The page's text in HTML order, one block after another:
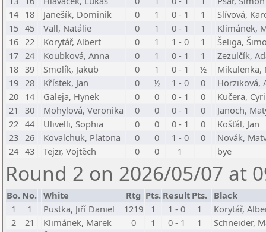
14 18 Janešík, Dominik 0 1 0 - 1 1
Slívová,
15 45 Vall, Natálie 0 1 0 - 1 1
Klimánek,
16 22 Korytář, Albert 0 1 1 - 0 1
Šeliga,
17 24 Koubková, Anna 0 1 0 - 1 1
Zezulčík,
18 39 Smolík, Jakub 0 1 0 - 1 ½
Mikulenka,
19 28 Křístek, Jan 0 ½ 1 - 0 0
Horziková,
20 14 Galeja, Hynek 0 0 0 - 1 0
Kučera,
21
30 Mohylová, Veronika 0 0 0 - 1 0
Janoch,
22 44 Ulivelli, Sophia 0 0 0 - 1 0
Košťál, Jan
23 26 Kovalchuk, Platona 0 0 1 - 0 0
Novák,
24 43 Tejzr, Vojtěch 0 0 1 bye
Round 2 on 2026/05/07 at
Bo. No. White Rtg Pts. Result Pts. Black
1
1 Pustka, Jiří Daniel 1219 1 1 - 0 1
Korytář,
2
21 Klimánek, Marek 0 1 0 - 1 1
Schneider,